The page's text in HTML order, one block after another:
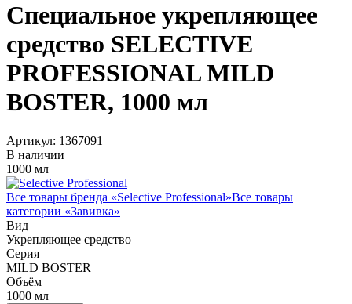
Специальное укрепляющее
средство SELECTIVE
PROFESSIONAL MILD
BOSTER, 1000 мл
Артикул: 1367091
В наличии
1000 мл
Все товары бренда «Selective Professional»Все товары
категории «Завивка»
Вид
Укрепляющее средство
Серия
MILD BOSTER
Объём
1000 мл